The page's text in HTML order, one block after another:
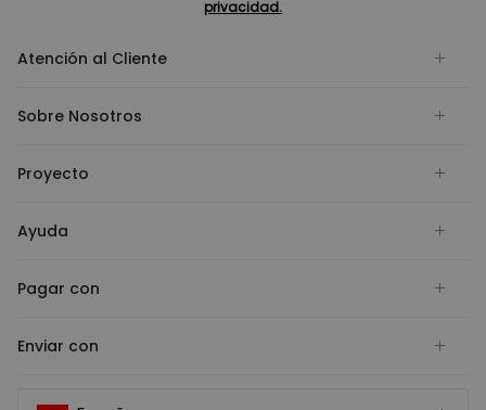
privacidad.
Atención al Cliente
Sobre Nosotros
Proyecto
Ayuda
Pagar con
Enviar con